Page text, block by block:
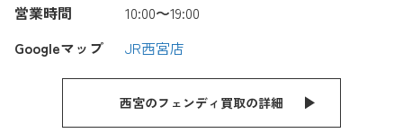
営業時間
10:00〜19:00
Googleマップ
JR西宮店
西宮のフェンディ買取の詳細